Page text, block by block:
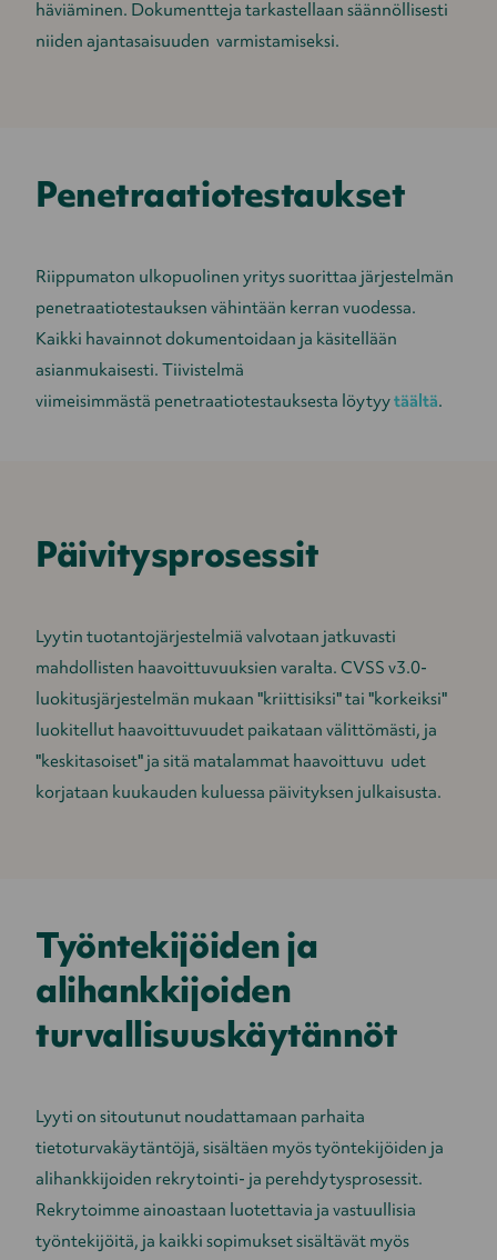
häviäminen. Dokumentteja tarkastellaan säännöllisesti
niiden ajantasaisuuden varmistamiseksi.
Penetraatiotestaukset
Riippumaton ulkopuolinen yritys suorittaa järjestelmän
penetraatiotestauksen vähintään kerran vuodessa.
Kaikki havainnot dokumentoidaan ja käsitellään
asianmukaisesti. Tiivistelmä
viimeisimmästä penetraatiotestauksesta löytyytäältä.
Päivitysprosessit
Lyytin tuotantojärjestelmiä valvotaan jatkuvasti
mahdollisten haavoittuvuuksien varalta. CVSS v3.0-
luokitusjärjestelmän mukaan "kriittisiksi" tai "korkeiksi"
luokitellut haavoittuvuudet paikataan välittömästi, ja
"keskitasoiset" ja sitä matalammat haavoittuvu udet
korjataan kuukauden kuluessa päivityksen julkaisusta.
Työntekijöiden ja
alihankkijoiden
turvallisuuskäytännöt
Lyyti on sitoutunut noudattamaan parhaita
tietoturvakäytäntöjä, sisältäen myös työntekijöiden ja
alihankkijoiden rekrytointi- ja perehdytysprosessit.
Rekrytoimme ainoastaan luotettavia ja vastuullisia
työntekijöitä, ja kaikki sopimukset sisältävät myös